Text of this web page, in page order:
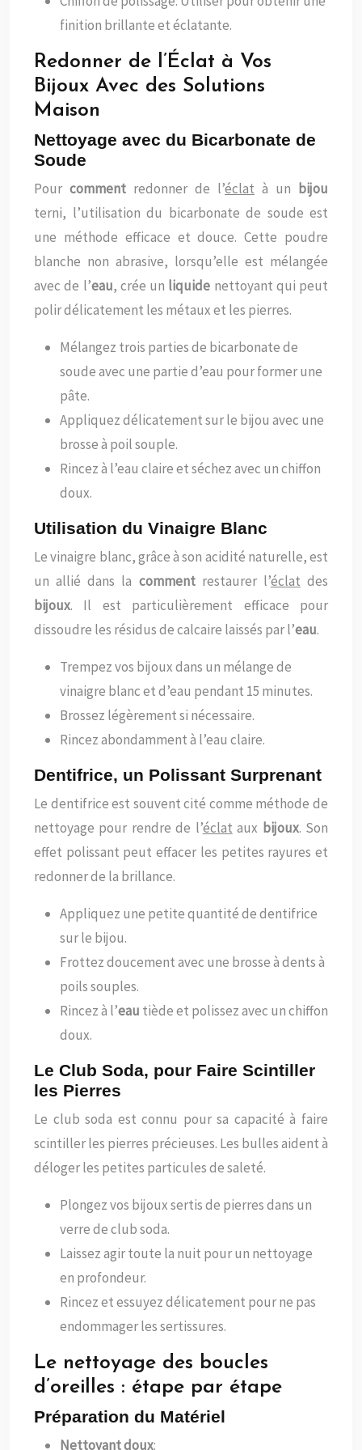
finition brillante et éclatante.
Redonner de l’Éclat à Vos
Bijoux Avec des Solutions
Maison
Nettoyage avec du Bicarbonate de
Soude
Pour comment redonner de l’éclat à un bijou
terni, l’utilisation du bicarbonate de soude est
une méthode efficace et douce. Cette poudre
blanche non abrasive, lorsqu’elle est mélangée
avec de l’eau, crée un liquide nettoyant qui peut
polir délicatement les métaux et les pierres.
Mélangez trois parties de bicarbonate de
soude avec une partie d’eau pour former une
pâte.
Appliquez délicatement sur le bijou avec une
brosse à poil souple.
Rincez à l’eau claire et séchez avec un chiffon
doux.
Utilisation du Vinaigre Blanc
Le vinaigre blanc, grâce à son acidité naturelle, est
un allié dans la commentrestaurer l’éclat des
bijoux. Il est particulièrement efficace pour
dissoudre les résidus de calcaire laissés par l’eau.
Trempez vos bijoux dans un mélange de
vinaigre blanc et d’eau pendant 15 minutes.
Brossez légèrement si nécessaire.
Rincez abondamment à l’eau claire.
Dentifrice, un Polissant Surprenant
Le dentifrice est souvent cité comme méthode de
nettoyage pour rendre de l’éclat aux bijoux. Son
effet polissant peut effacer les petites rayures et
redonner de la brillance.
Appliquez une petite quantité de dentifrice
sur le bijou.
Frottez doucement avec une brosse à dents à
poils souples.
Rincez à l’eau tiède et polissez avec un chiffon
doux.
Le Club Soda, pour Faire Scintiller
les Pierres
Le club soda est connu pour sa capacité à faire
scintiller les pierres précieuses. Les bulles aident à
déloger les petites particules de saleté.
Plongez vos bijoux sertis de pierres dans un
verre de club soda.
Laissez agir toute la nuit pour un nettoyage
en profondeur.
Rincez et essuyez délicatement pour ne pas
endommager les sertissures.
Le nettoyage des boucles
d’oreilles : étape par étape
Préparation du Matériel
Nettoyant doux: